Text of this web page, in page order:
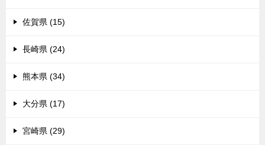
佐賀県 (15)
長崎県 (24)
熊本県 (34)
大分県 (17)
宮崎県 (29)